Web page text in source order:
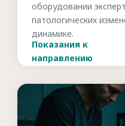
Показания к
направлению
оборудовании
патологических
динамике.